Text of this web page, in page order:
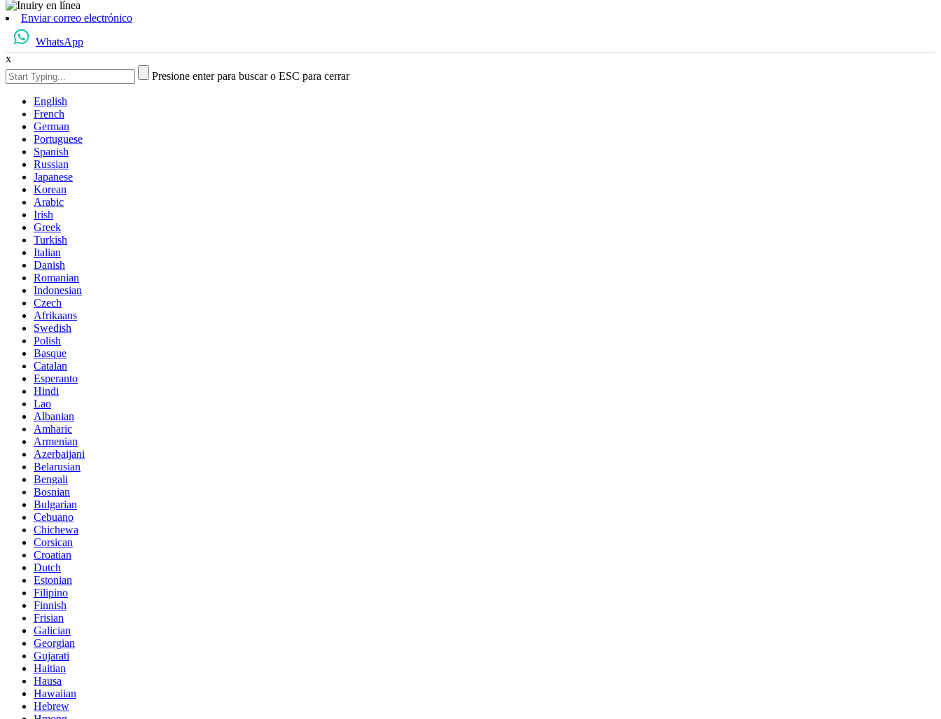
Enviar correo electrónico
WhatsApp
x
Presione enter para buscar o ESC para cerrar
English
French
German
Portuguese
Spanish
Russian
Japanese
Korean
Arabic
Irish
Greek
Turkish
Italian
Danish
Romanian
Indonesian
Czech
Afrikaans
Swedish
Polish
Basque
Catalan
Esperanto
Hindi
Lao
Albanian
Amharic
Armenian
Azerbaijani
Belarusian
Bengali
Bosnian
Bulgarian
Cebuano
Chichewa
Corsican
Croatian
Dutch
Estonian
Filipino
Finnish
Frisian
Galician
Georgian
Gujarati
Haitian
Hausa
Hawaiian
Hebrew